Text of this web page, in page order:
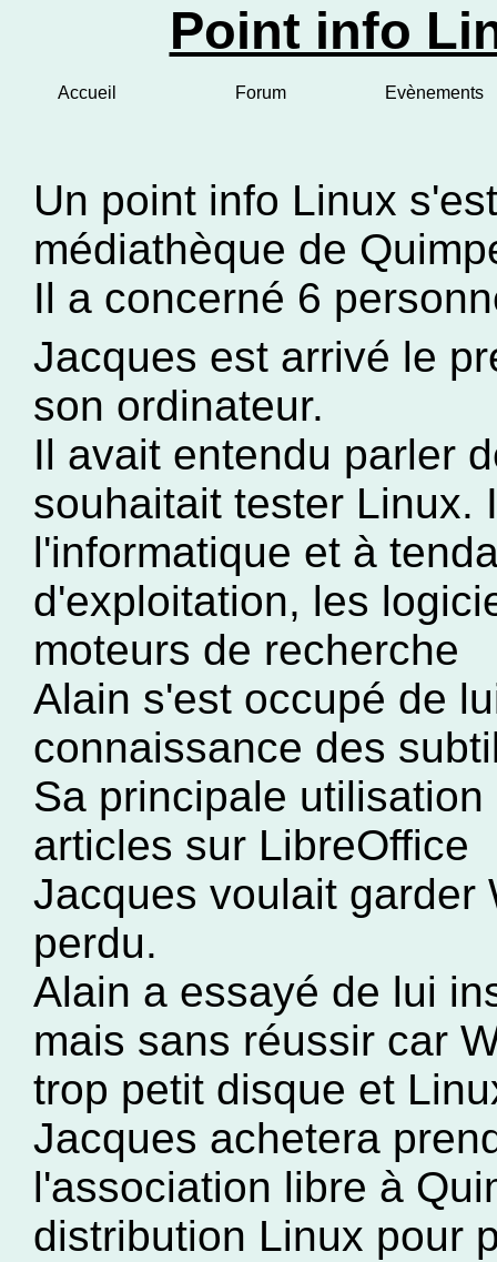
Point info
Accueil Forum Evènements
Un point info Linux
médiathèque de
Il a concerné 6
Jacques est arrivé le
son ordinateur.
Il avait entendu parler
souhaitait tester Linux.
l'informatique et à
d'exploitation, les
moteurs de recherche
Alain s'est occupé de
connaissance des
Sa principale
articles sur LibreOffice
Jacques voulait garder
perdu.
Alain a essayé de lui
mais sans réussir car
trop petit disque et
Jacques achetera
l'association libre à
distribution Linux pour